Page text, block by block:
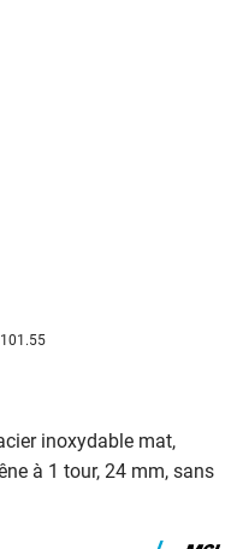
inoxydable mat,
à 1 tour, 24 mm, sans